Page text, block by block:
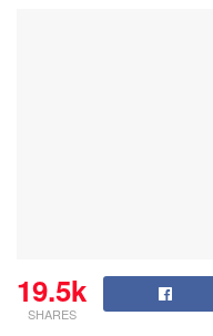
19.5k
SHARES